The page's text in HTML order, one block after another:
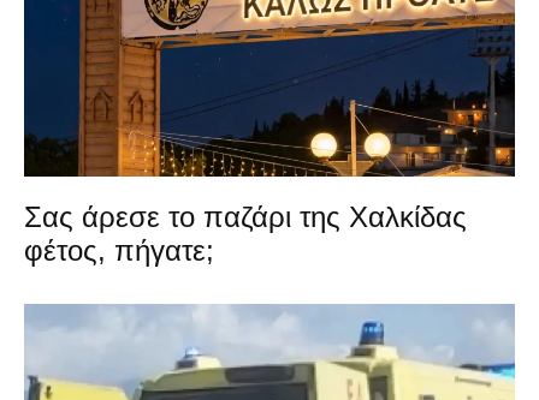
Σας άρεσε το παζάρι της Χαλκίδας
φέτος, πήγατε;